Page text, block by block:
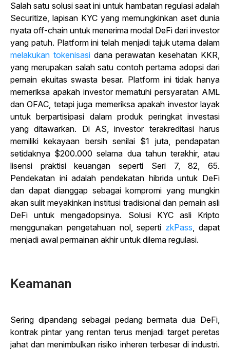
Salah satu solusi saat ini untuk hambatan regulasi adalah
Securitize, lapisan KYC yang memungkinkan aset dunia
nyata off-chain untuk menerima modal DeFi dari investor
yang patuh. Platform ini telah menjadi tajuk utama dalam
melakukan tokenisasidana perawatan kesehatan KKR,
yang merupakan salah satu contoh pertama adopsi dari
pemain ekuitas swasta besar. Platform ini tidak hanya
memeriksa apakah investor mematuhi persyaratan AML
dan OFAC, tetapi juga memeriksa apakah investor layak
untuk berpartisipasi dalam produk peringkat investasi
yang ditawarkan. Di AS, investor terakreditasi harus
memiliki kekayaan bersih senilai $1 juta, pendapatan
setidaknya $200.000 selama dua tahun terakhir, atau
lisensi praktisi keuangan seperti Seri 7, 82, 65.
Pendekatan ini adalah pendekatan hibrida untuk DeFi
dan dapat dianggap sebagai kompromi yang mungkin
akan sulit meyakinkan institusi tradisional dan pemain asli
DeFi untuk mengadopsinya. Solusi KYC asli Kripto
menggunakan pengetahuan nol, seperti zkPass, dapat
menjadi awal permainan akhir untuk dilema regulasi.
Keamanan
Sering dipandang sebagai pedang bermata dua DeFi,
kontrak pintar yang rentan terus menjadi target peretas
jahat dan menimbulkan risiko inheren terbesar di industri.